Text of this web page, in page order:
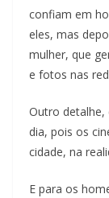
confiam em
eles, mas
mulher, que
e fotos nas
Outro detalhe,
dia, pois os
cidade, na
E para os